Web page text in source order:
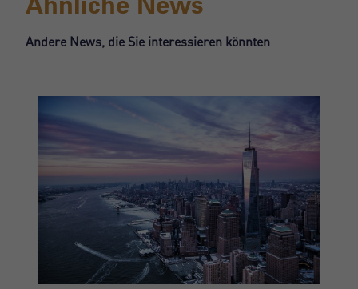
Andere News, die Sie interessieren könnten